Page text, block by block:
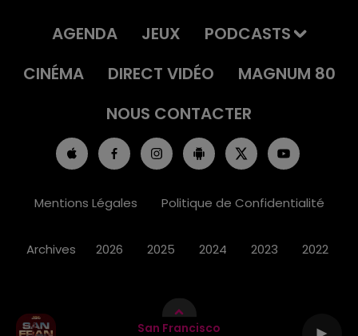
San Francisco
AGENDA
JEUX
PODCASTS
CINÉMA
DIRECT VIDÉO
MAGNUM 80
NOUS CONTACTER
Mentions Légales Politique de Confidentialité
Archives 2026 2025 2024 2023 2022